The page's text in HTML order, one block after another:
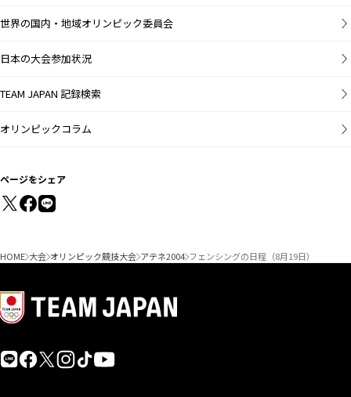
世界の国内・地域オリンピック委員会
日本の大会参加状況
TEAM JAPAN 記録検索
オリンピックコラム
ページをシェア
HOME 大会 オリンピック競技大会 アテネ2004 フェンシングの日程（8月19日）